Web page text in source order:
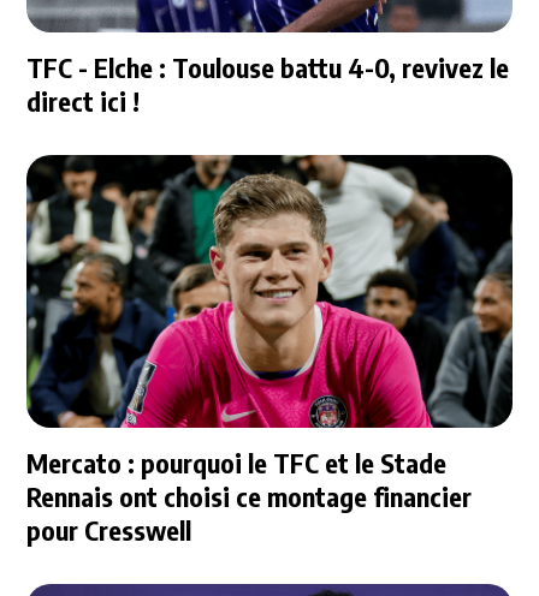
TFC - Elche : Toulouse battu 4-0, revivez le
direct ici !
Mercato : pourquoi le TFC et le Stade
Rennais ont choisi ce montage financier
pour Cresswell